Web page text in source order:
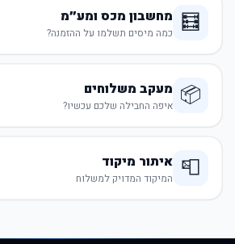
🧮 מחשבון מכס ומע״מ
כמה מיסים תשלמו על ההזמנה?
📦 מעקב משלוחים
איפה החבילה שלכם עכשיו?
📮 איתור מיקוד
המיקוד המדויק למשלוח